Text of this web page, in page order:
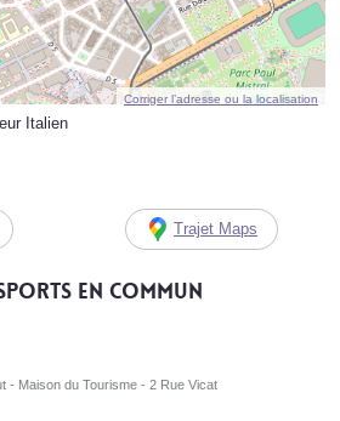
Corriger l’adresse ou la localisation
Italien
Trajet Maps
en commun
- Maison du Tourisme - 2 Rue Vicat